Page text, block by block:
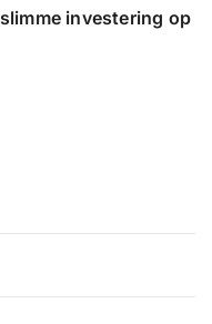
investering op